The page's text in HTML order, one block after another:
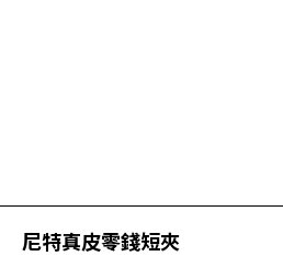
尼特真皮零錢短夾